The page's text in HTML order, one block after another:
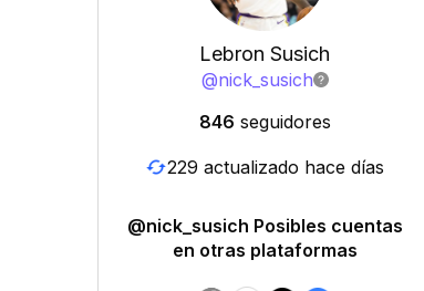
Lebron Susich
@nick_susich
846 seguidores
229 actualizado hace días
@nick_susich Posibles cuentas
en otras plataformas